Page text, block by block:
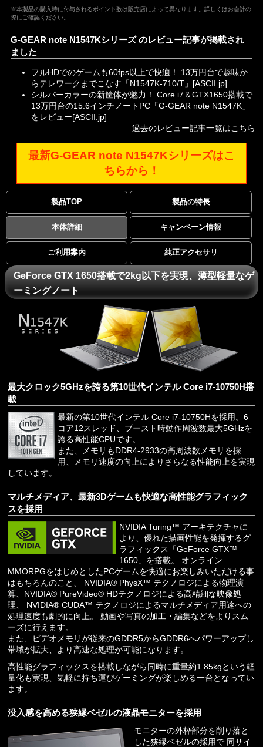
※本製品の購入時に付与されるポイント数は販売店によって異なります。詳しくはお会計の
際にご確認ください。
G-GEAR note N1547Kシリーズ のレビュー記事が掲載され
ました
フルHDでのゲームも60fps以上で快適！ 13万円台で趣味か
らテレワークまでこなす「N1547K-710/T」 [ASCII.jp]
シルバーカラーの新筐体が魅力！ Core i7＆GTX1650搭載で
13万円台の15.6インチノートPC「G-GEAR note N1547K」
をレビュー[ASCII.jp]
過去のレビュー記事一覧はこちら
最新G-GEAR note N1547Kシリーズはこ
ちらから！
製品TOP 製品の特長
本体詳細 キャンペーン情報
ご利用案内 純正アクセサリ
GeForce GTX 1650搭載で2kg以下を実現、薄型軽量なゲ
ーミングノート
最大クロック5GHzを誇る第10世代インテル Core i7-10750H搭
載
最新の第10世代インテル Core i7-10750Hを採用。6
コア12スレッド、ブースト時動作周波数最大5GHzを
誇る高性能CPUです。
また、メモリもDDR4-2933の高周波数メモリを採
用、メモリ速度の向上によりさらなる性能向上を実現
しています。
マルチメディア、最新3Dゲームも快適な高性能グラフィック
スを採用
NVIDIA Turing™ アーキテクチャに
より、優れた描画性能を発揮するグ
ラフィックス「GeForce GTX™
1650」を搭載。 オンライン
MMORPGをはじめとしたPCゲームを快適にお楽しみいただける事
はもちろんのこと、 NVIDIA® PhysX™ テクノロジによる物理演
算、NVIDIA® PureVideo® HDテクノロジによる高精細な映像処
理、 NVIDIA® CUDA™ テクノロジによるマルチメディア用途への
処理速度も劇的に向上。 動画や写真の加工・編集などをよりスム
ーズに行えます。
また、ビデオメモリが従来のGDDR5からGDDR6へパワーアップし
帯域が拡大、より高速な処理が可能になります。
高性能グラフィックスを搭載しながら同時に重量約1.85kgという軽
量化も実現、気軽に持ち運びゲーミングが楽しめる一台となってい
ます。
没入感を高める狭縁ベゼルの液晶モニターを採用
モニターの外枠部分を削り落と
した狭縁ベゼルの採用で 同サイ